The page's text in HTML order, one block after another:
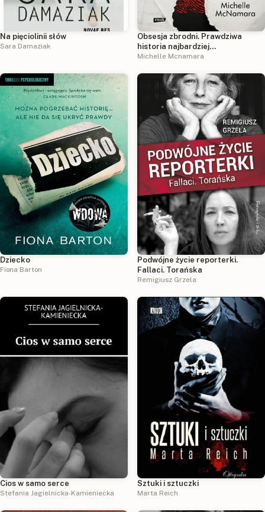
Na pięciolinii słów
Sara Damaziak
Obsesja zbrodni. Prawdziwa
historia najbardziej
poszukiwanego seryjnego
Michelle Mcnamara
Dziecko
Fiona Barton
Podwójne życie reporterki.
Fallaci. Torańska
Remigiusz Grzela
Cios w samo serce
Stefania Jagielnicka-Kamieniecka
Sztuki i sztuczki
Marta Reich